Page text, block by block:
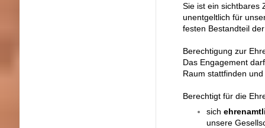
Sie ist ein sichtbares
unentgeltlich für
festen Bestandteil
Berechtigung zur
Das Engagement
Raum stattfinden
Berechtigt für die
sich
unsere